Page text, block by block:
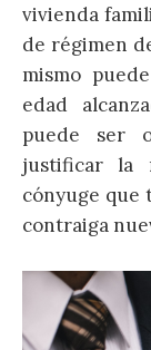
vivienda
de régimen
mismo
edad
puede ser
justificar la
cónyuge que
contraiga